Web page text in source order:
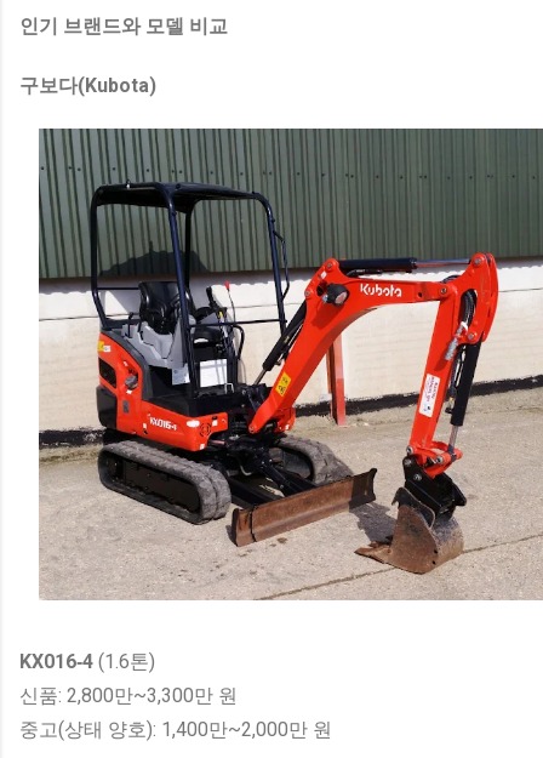
인기 브랜드와 모델 비교
구보다(Kubota)
KX016‑4 (1.6톤)
신품: 2,800만~3,300만 원
중고(상태 양호): 1,400만~2,000만 원